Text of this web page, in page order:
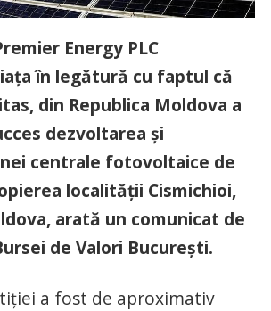
Energy PLC
în legătură cu faptul că
din Republica Moldova a
dezvoltarea și
centrale fotovoltaice de
localității Cismichioi,
arată un comunicat de
de Valori București.
a fost de aproximativ